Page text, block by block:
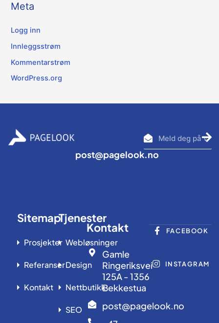
Meta
Logg inn
Innleggsstrøm
Kommentarstrøm
WordPress.org
post@pagelook.no
inn
Kontakt
Gamle
Ringeriksvei
125A - 1356
Bekkestua
post@pagelook.no
Sitemap
Prosjekter
Referanser
Kontakt
Tjenester
Webløsninger
Design
Nettbutikk
SEO
FACEBOOK
INSTAGRAM